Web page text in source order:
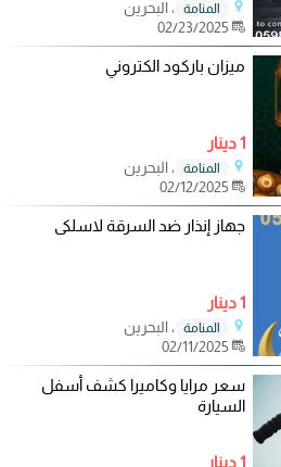
المنامة
، البحرين
ميزان باركود الكتروني
1 دينار
المنامة
، البحرين
جهاز إنذار ضد السرقة لاسلكى
1 دينار
المنامة
، البحرين
سعر مرايا وكاميرا كشف أسفل
السيارة
1 دينار